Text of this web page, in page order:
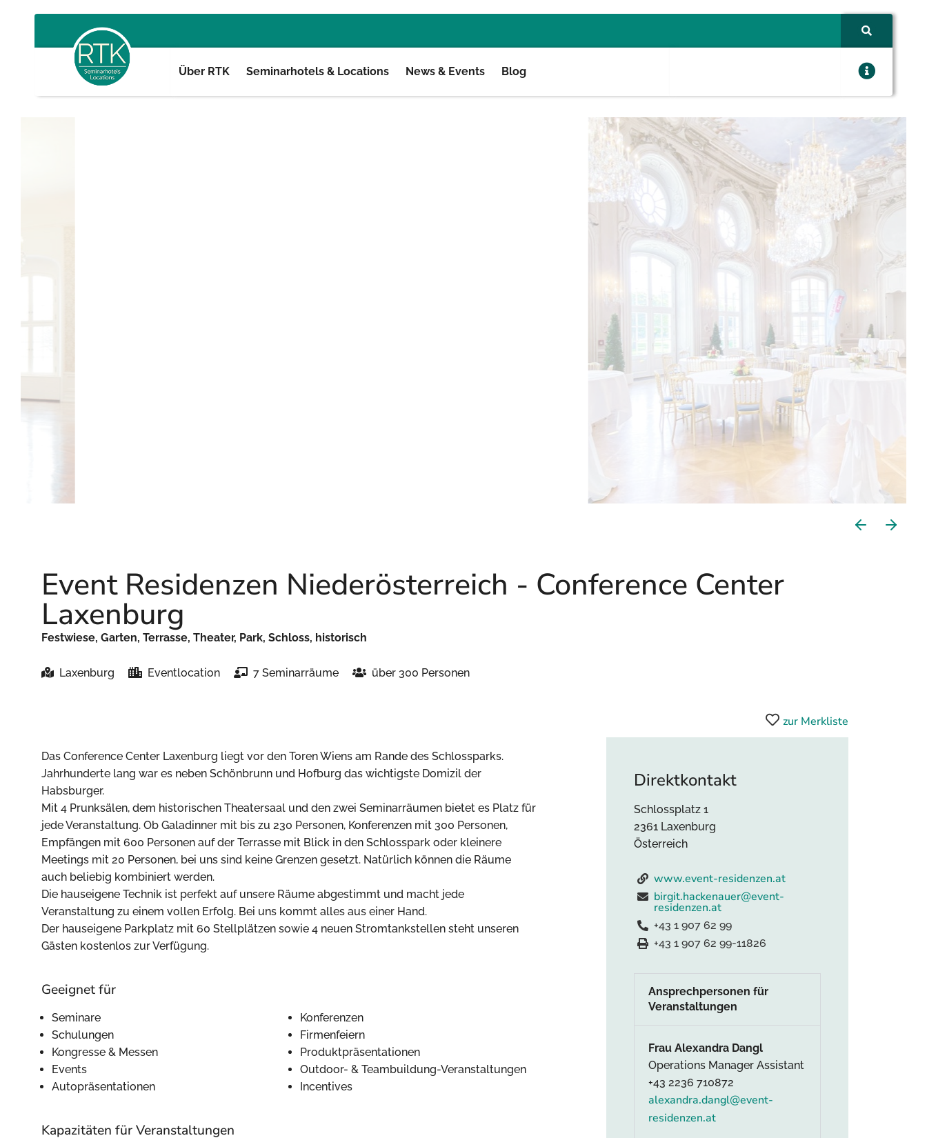
Über RTK Seminarhotels & Locations News & Events Blog
Event Residenzen Niederösterreich - Conference Center
Laxenburg
Festwiese, Garten, Terrasse, Theater, Park, Schloss, historisch
Laxenburg Eventlocation 7 Seminarräume über 300 Personen
Das Conference Center Laxenburg liegt vor den Toren Wiens am Rande des Schlossparks.
Jahrhunderte lang war es neben Schönbrunn und Hofburg das wichtigste Domizil der
Habsburger.
Mit 4 Prunksälen, dem historischen Theatersaal und den zwei Seminarräumen bietet es Platz für
jede Veranstaltung. Ob Galadinner mit bis zu 230 Personen, Konferenzen mit 300 Personen,
Empfängen mit 600 Personen auf der Terrasse mit Blick in den Schlosspark oder kleinere
Meetings mit 20 Personen, bei uns sind keine Grenzen gesetzt. Natürlich können die Räume
auch beliebig kombiniert werden.
Die hauseigene Technik ist perfekt auf unsere Räume abgestimmt und macht jede
Veranstaltung zu einem vollen Erfolg. Bei uns kommt alles aus einer Hand.
Der hauseigene Parkplatz mit 60 Stellplätzen sowie 4 neuen Stromtankstellen steht unseren
Gästen kostenlos zur Verfügung.
Geeignet für
Seminare
Konferenzen
Schulungen
Firmenfeiern
Kongresse & Messen
Produktpräsentationen
Events
Outdoor- & Teambuildung-Veranstaltungen
Autopräsentationen
Incentives
Kapazitäten für Veranstaltungen
zur Merkliste
Direktkontakt
Schlossplatz 1
2361 Laxenburg
Österreich
www.event-residenzen.at
birgit.hackenauer@event-
residenzen.at
+43 1 907 62 99
+43 1 907 62 99-11826
Ansprechpersonen für
Veranstaltungen
Frau Alexandra Dangl
Operations Manager Assistant
+43 2236 710872
alexandra.dangl@event-
residenzen.at